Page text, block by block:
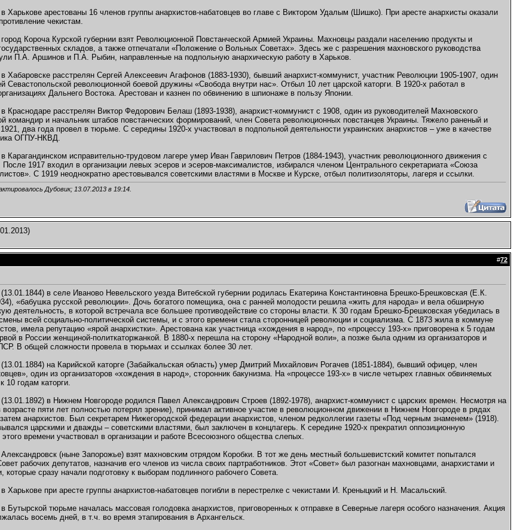
в Харькове арестованы 16 членов группы анархистов-набатовцев во главе с Виктором Удалым (Шишко). При аресте анархисты оказали
чекистам.
город Короча Курской губернии взят Революционной Повстанческой Армией Украины. Махновцы раздали населению продукты и
складов, а также отпечатали «Положение о Вольных Советах». Здесь же с разрешения махновского руководства
П.А. Аршинов и П.А. Рыбин, направленные на подпольную анархическую работу в Харьков.
в Хабаровске расстрелян Сергей Алексеевич Агафонов (1883-1930), бывший анархист-коммунист, участник Революции 1905-1907, один
Севастопольской революционной боевой дружины «Свобода внутри нас». Отбыл 10 лет царской каторги. В 1920-х работал в
Дальнего Востока. Арестован и казнен по обвинению в шпионаже в пользу Японии.
в Краснодаре расстрелян Виктор Федорович Белаш (1893-1938), анархист-коммунист с 1908, один из руководителей Махновского
командир и начальник штабов повстанческих формирований, член Совета революционных повстанцев Украины. Тяжело раненый и
два года провел в тюрьме. С середины 1920-х участвовал в подпольной деятельности украинских анархистов – уже в качестве
ОГПУ-НКВД.
в Карагандинском исправительно-трудовом лагере умер Иван Гаврилович Петров (1884-1943), участник революционного движения с
После 1917 входил в организации левых эсеров и эсеров-максималистов, избирался членом Центрального секретариата «Союза
С 1919 неоднократно арестовывался советскими властями в Москве и Курске, отбыл политизоляторы, лагеря и ссылки.
Дубовик; 13.07.2013 в 19:14
#72
в селе Иваново Невельского уезда Витебской губернии родилась Екатерина Константиновна Брешко-Брешковская (Е.К.
«бабушка русской революции». Дочь богатого помещика, она с ранней молодости решила «жить для народа» и вела обширную
деятельность, в которой встречала все большее противодействие со стороны власти. К 30 годам Брешко-Брешковская убедилась в
всей социально-политической системы, и с этого времени стала сторонницей революции и социализма. С 1873 жила в коммуне
имела репутацию «ярой анархистки». Арестована как участница «хождения в народ», по «процессу 193-х» приговорена к 5 годам
в России женщиной-политкаторжанкой. В 1880-х перешла на сторону «Народной воли», а позже была одним из организаторов и
В общей сложности провела в тюрьмах и ссылках более 30 лет.
на Карийской каторге (Забайкальская область) умер Дмитрий Михайлович Рогачев (1851-1884), бывший офицер, член
один из организаторов «хождения в народ», сторонник бакунизма. На «процессе 193-х» в числе четырех главных обвиняемых
10 годам каторги.
(13.01.1892) в Нижнем Новгороде родился Павел Александрович Строев (1892-1978), анархист-коммунист с царских времен. Несмотря на
возрасте пяти лет полностью потерял зрение), принимал активное участие в революционном движении в Нижнем Новгороде в рядах
анархистов. Был секретарем Нижегородской федерации анархистов, членом редколлегии газеты «Под черным знаменем» (1918).
царскими и дважды – советскими властями, был заключен в концлагерь. К середине 1920-х прекратил оппозиционную
времени участвовал в организации и работе Всесоюзного общества слепых.
Александровск (ныне Запорожье) взят махновским отрядом Коробки. В тот же день местный большевистский комитет попытался
рабочих депутатов, назначив его членов из числа своих партработников. Этот «Совет» был разогнан махновцами, анархистами и
сразу начали подготовку к выборам подлинного рабочего Совета.
в Харькове при аресте группы анархистов-набатовцев погибли в перестрелке с чекистами И. Креныцкий и Н. Масальский.
в Бутырской тюрьме началась массовая голодовка анархистов, приговоренных к отправке в Северные лагеря особого назначения. Акция
восемь дней, в т.ч. во время этапирования в Архангельск.